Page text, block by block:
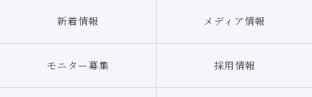
新着情報 メディア情報
モニター募集 採用情報